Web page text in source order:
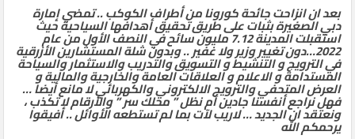
بعد ان انزاحت جائحة كورونا من أطراف الكوكب .. تمضي إمارة
دبي الصغيرة بثبات على طريق تحقيق أهدافها السياحية حيث
استقبلت المدينة 7.12 مليون سائح في النصف الأول من عام
2022…دون تغيير وزير ولا غفير .. وبدون شلة المستشارين الأزرقية
في الترويج و التنشيط و التسويق والتدريب والاستثمار والسياحة
المستدامة و الاعلام و العلاقات العامة والخارجية والمالية و
العرض المتحفي والترويج الالكتروني والكهربائي لا مانع أيضا …
فهل نراجع أنفسنا جادين أم نظل ” محلك سر ” والأرقام لا تكذب ،
ونعتقد ان الجديد … لاريب لآت بما لم تستطعه الأوائل .. أفيقوا
يرحمكم الله